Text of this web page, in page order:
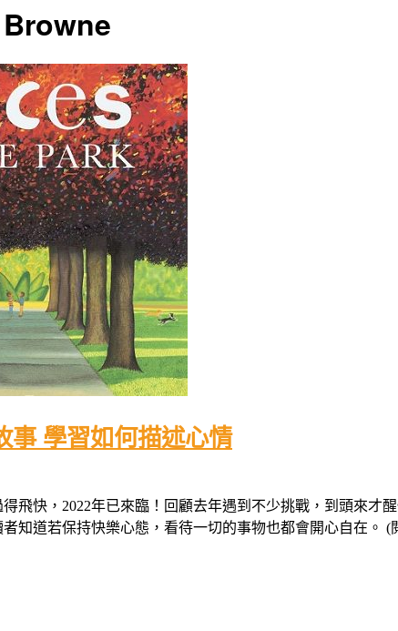
事 學習如何描述心情
飛快，2022年已來臨！回顧去年遇到不少挑戰，到頭來
知道若保持快樂心態，看待一切的事物也都會開心自在。 (